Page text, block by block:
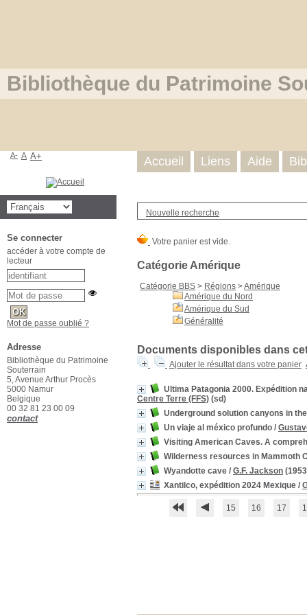
Bibliothèque du Patrimoine
Nouvelle recherche
Catégorie Amérique
Catégorie BBS > Régions >Amérique
Amérique du Nord
Amérique du Sud
Généralité
Documents disponibles dans
Ajouter le résultat dans votre panier
Ultima Patagonia 2000. Expédition
Centre Terre (FFS) (sd)
Underground solution canyons in
Un viaje al méxico profundo /
Visiting American Caves. A
Wilderness resources in Mammoth
Wyandotte cave / G.F. Jackson
Xantilco, expédition 2024 Mexique /
15 16 17
Accueil Liens Aide
A- A A+
Se connecter
accéder à votre compte de
lecteur
Mot de passe oublié ?
Adresse
Bibliothèque du Patrimoine
Souterrain
5, Avenue Arthur Procès
5000 Namur
Belgique
00 32 81 23 00 09
contact